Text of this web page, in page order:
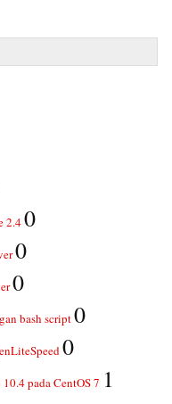
2.40
0
0
bash script0
0
pada CentOS 7 1